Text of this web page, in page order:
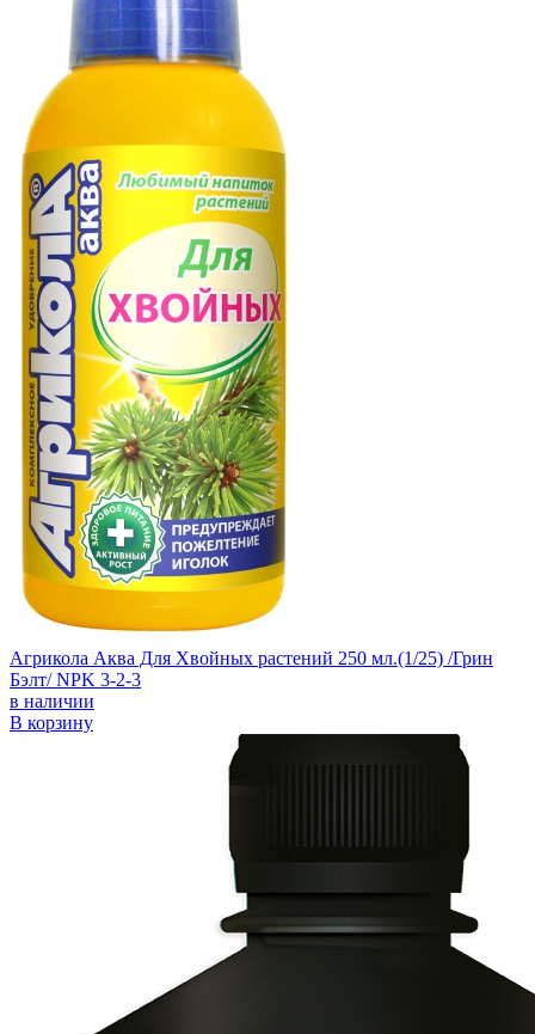
Агрикола Аква Для Хвойных растений 250 мл.(1/25) /Грин
Бэлт/ NPK 3-2-3
в наличии
В корзину